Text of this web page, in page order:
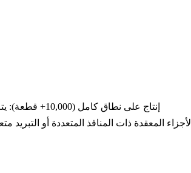
إنتاج على نطاق كامل (10,000+ قطعة):
الأجزاء المعقدة ذات المنافذ المتعددة أو التبريد